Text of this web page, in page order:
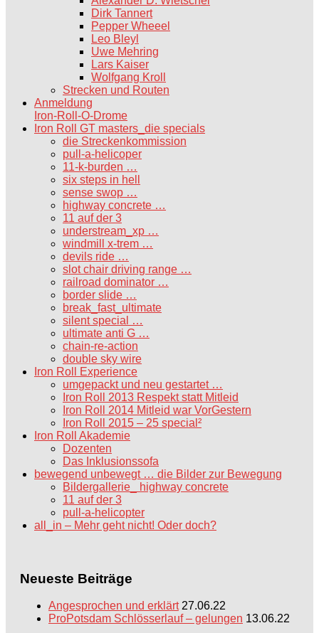
Dirk Tannert
Pepper Wheeel
Leo Bleyl
Uwe Mehring
Lars Kaiser
Wolfgang Kroll
Strecken und Routen
Anmeldung
Iron-Roll-O-Drome
Iron Roll GT masters_die specials
die Streckenkommission
pull-a-helicoper
11-k-burden …
six steps in hell
sense swop …
highway concrete …
11 auf der 3
understream_xp …
windmill x-trem …
devils ride …
slot chair driving range …
railroad dominator …
border slide …
break_fast_ultimate
silent special …
ultimate anti G …
chain-re-action
double sky wire
Iron Roll Experience
umgepackt und neu gestartet …
Iron Roll 2013 Respekt statt Mitleid
Iron Roll 2014 Mitleid war VorGestern
Iron Roll 2015 – 25 special²
Iron Roll Akademie
Dozenten
Das Inklusionssofa
bewegend unbewegt … die Bilder zur Bewegung
Bildergallerie_ highway concrete
11 auf der 3
pull-a-helicopter
all_in – Mehr geht nicht! Oder doch?
Neueste Beiträge
Angesprochen und erklärt 27.06.22
ProPotsdam Schlösserlauf – gelungen 13.06.22